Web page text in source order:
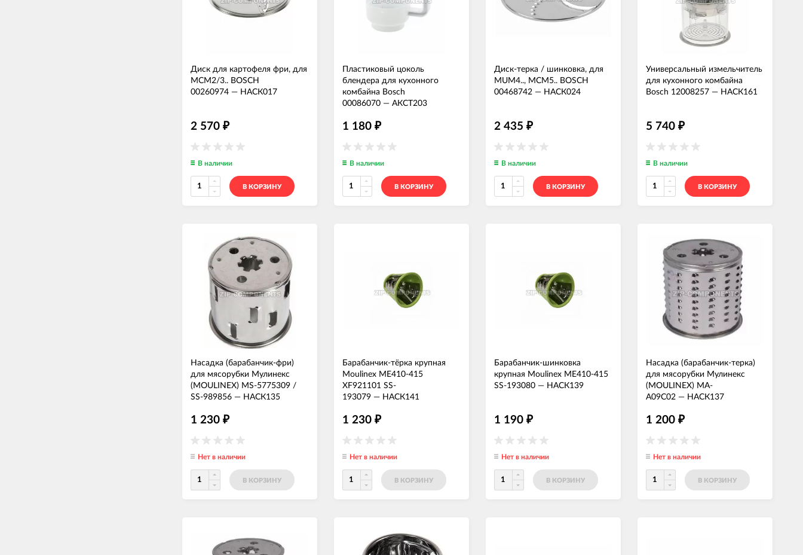
Диск для картофеля фри, для
MCM2/3.. BOSCH
00260974 — НАСК017
2 570 ₽
В наличии
В КОРЗИНУ
Пластиковый цоколь
блендера для кухонного
комбайна Bosch
00086070 — АКСТ203
1 180 ₽
В наличии
В КОРЗИНУ
Диск-терка / шинковка, для
MUM4.., MCM5.. BOSCH
00468742 — НАСК024
2 435 ₽
В наличии
В КОРЗИНУ
Универсальный измельчитель
для кухонного комбайна
Bosch 12008257 — НАСК161
5 740 ₽
В наличии
В КОРЗИНУ
Насадка (барабанчик-фри)
для мясорубки Мулинекс
(MOULINEX) MS-5775309 /
SS-989856 — НАСК135
1 230 ₽
Нет в наличии
В КОРЗИНУ
Барабанчик-тёрка крупная
Moulinex МЕ410-415
XF921101 SS-
193079 — НАСК141
1 230 ₽
Нет в наличии
В КОРЗИНУ
Барабанчик-шинковка
крупная Moulinex МЕ410-415
SS-193080 — НАСК139
1 190 ₽
Нет в наличии
В КОРЗИНУ
Насадка (барабанчик-терка)
для мясорубки Мулинекс
(MOULINEX) MA-
A09C02 — НАСК137
1 200 ₽
Нет в наличии
В КОРЗИНУ